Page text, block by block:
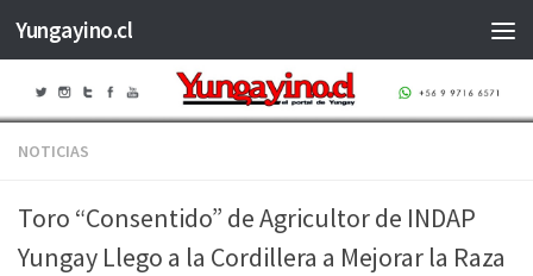
Saltar al contenido
Yungayino.cl
NOTICIAS
Toro “Consentido” de Agricultor de INDAP
Yungay Llego a la Cordillera a Mejorar la Raza